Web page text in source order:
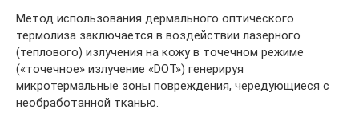
Метод использования дермального оптического
термолиза заключается в воздействии лазерного
(теплового) излучения на кожу в точечном режиме
(«точечное» излучение «DOT») генерируя
микротермальные зоны повреждения, чередующиеся с
необработанной тканью.